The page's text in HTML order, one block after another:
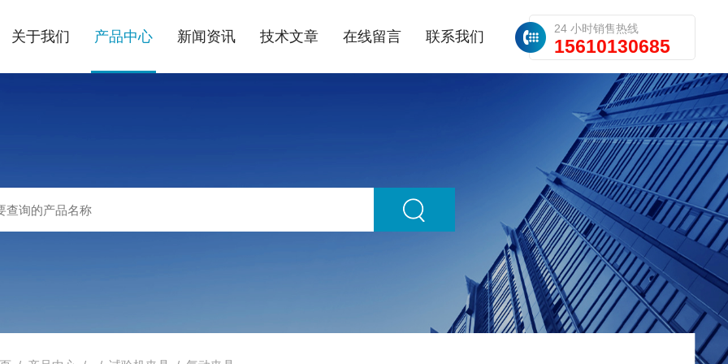
24 小时销售热线
15610130685
关于我们 产品中心 新闻资讯 技术文章 在线留言 联系我们